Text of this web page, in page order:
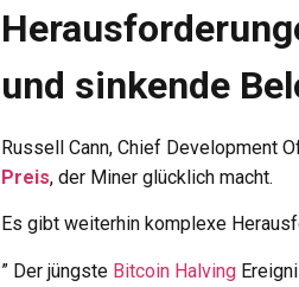
und sinkende
Russell Cann, Chief Development
Preis, der Miner glücklich macht.
Es gibt weiterhin komplexe
” Der jüngste Bitcoin Halving